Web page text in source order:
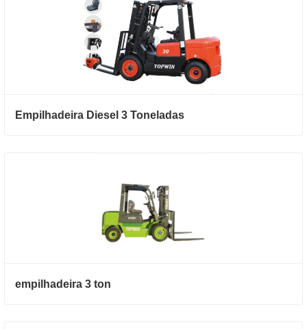
Empilhadeira Diesel 3 Toneladas
empilhadeira 3 ton